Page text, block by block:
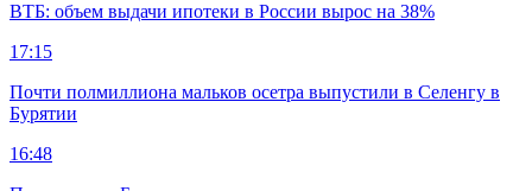
ВТБ: объем выдачи ипотеки в России вырос на 38%
17:15
Почти полмиллиона мальков осетра выпустили в Селенгу в
Бурятии
16:48